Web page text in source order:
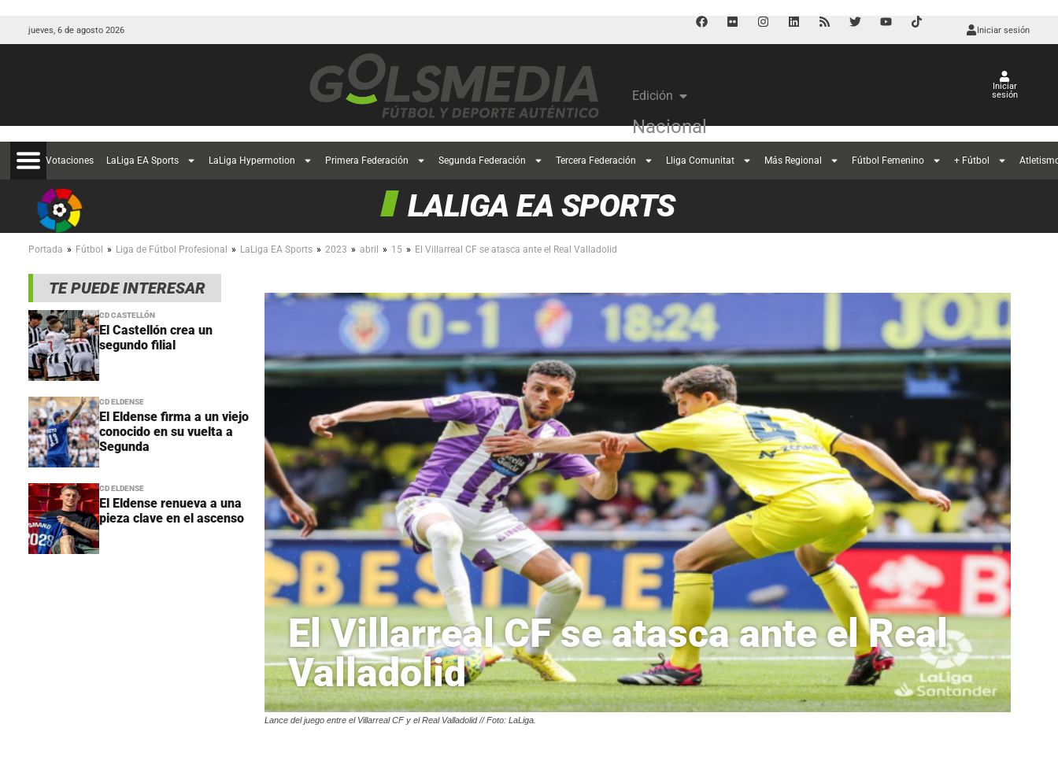
jueves, 6 de agosto 2026 Iniciar sesión
Edición
Nacional
Iniciar
sesión
Votaciones LaLiga EA Sports LaLiga Hypermotion Primera Federación Segunda Federación Tercera Federación Lliga Comunitat Más Regional Fútbol Femenino + Fútbol
LALIGA EA SPORTS
Portada » Fútbol » Liga de Fútbol Profesional » LaLiga EA Sports » 2023 » abril » 15 » El Villarreal CF se atasca ante el Real Valladolid
TE PUEDE INTERESAR
CD CASTELLÓN
El Castellón crea un
segundo filial
CD ELDENSE
El Eldense firma a un viejo
conocido en su vuelta a
Segunda
CD ELDENSE
El Eldense renueva a una
pieza clave en el ascenso
El Villarreal CF se atasca ante el Real
Valladolid
Lance del juego entre el Villarreal CF y el Real Valladolid // Foto: LaLiga.